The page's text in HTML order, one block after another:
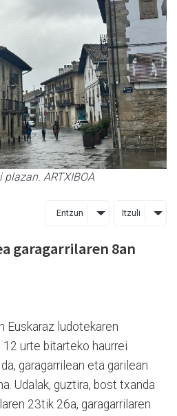
ARTXIBOA
Entzun Itzuli
garagarrilaren 8an
Euskaraz ludotekaren
urte bitarteko haurrei
garagarrilean eta garilean
Udalak, guztira, bost txanda
23tik 26a, garagarrilaren